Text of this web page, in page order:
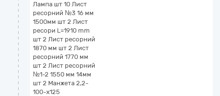
Лампа шт 10 Лист
ресорний №3 16 мм
1500мм шт 2 Лист
ресори L=1910 mm
шт 2 Лист ресорний
1870 мм шт 2 Лист
ресорний 1770 мм
шт 2 Лист ресорний
№1-2 1550 мм 14мм
шт 2 Манжета 2,2-
100-х125